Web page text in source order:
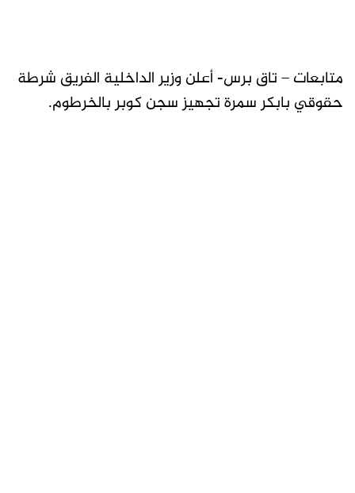
متابعات – تاق برس- أعلن وزير الداخلية الفريق شرطة
حقوقي بابكر سمرة تجهيز سجن كوبر بالخرطوم.